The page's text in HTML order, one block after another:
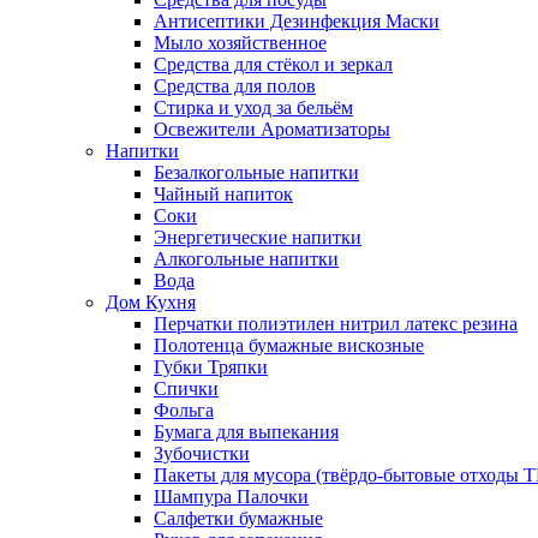
Антисептики Дезинфекция Маски
Мыло хозяйственное
Средства для стёкол и зеркал
Средства для полов
Стирка и уход за бельём
Освежители Ароматизаторы
Напитки
Безалкогольные напитки
Чайный напиток
Соки
Энергетические напитки
Алкогольные напитки
Вода
Дом Кухня
Перчатки полиэтилен нитрил латекс резина
Полотенца бумажные вискозные
Губки Тряпки
Спички
Фольга
Бумага для выпекания
Зубочистки
Пакеты для мусора (твёрдо-бытовые отходы
Шампура Палочки
Салфетки бумажные